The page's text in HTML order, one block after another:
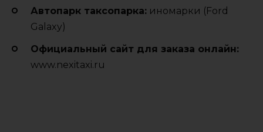
Автопарк таксопарка: иномарки (Ford
Galaxy)
Официальный сайт для заказа онлайн:
www.nexitaxi.ru